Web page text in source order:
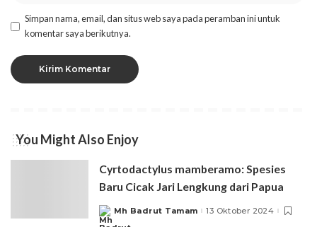
Simpan nama, email, dan situs web saya pada peramban ini untuk
komentar saya berikutnya.
You Might Also Enjoy
Cyrtodactylus mamberamo: Spesies
Baru Cicak Jari Lengkung dari Papua
Posted
by
Mh Badrut Tamam 13 Oktober 2024